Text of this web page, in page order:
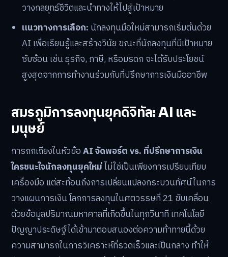
วางกลยุทธ์ชีวิตและนำทางให้ไปสู่เป้าหมาย
แนวทางการเลือก: นักลงทุนมือใหม่สามารถเริ่มต้นด้วย
AI เพื่อเรียนรู้และสร้างวินัย ขณะที่นักลงทุนที่มีเป้าหมาย
ซับซ้อน เช่น ธุรกิจ, ภาษี, หรือมรดก จะได้รับประโยชน์
สูงสุดจากการทำงานร่วมกับที่ปรึกษาการเงินมืออาชีพ
สมรภูมิการลงทุนยุคดิจิทัล: AI และ
มนุษย์
การถกเถียงในหัวข้อAI จัดพอร์ต vs. ที่ปรึกษาการเงิน
ใครชนะใจนักลงทุนยุคใหม่ไม่ใช่เป็นเพียงการเปรียบเทียบ
เครื่องมือ แต่สะท้อนถึงการเปลี่ยนแปลงกระบวนทัศน์ในการ
วางแผนการเงิน โลกการลงทุนในศตวรรษที่ 21 ขับเคลื่อน
ด้วยข้อมูลปริมาณมหาศาลที่เกิดขึ้นในทุกวินาที เทคโนโลยี
ปัญญาประดิษฐ์ได้เข้ามาตอบสนองต่อความท้าทายนี้ด้วย
ความสามารถในการวิเคราะห์ที่รวดเร็วและเป็นกลาง ทำให้